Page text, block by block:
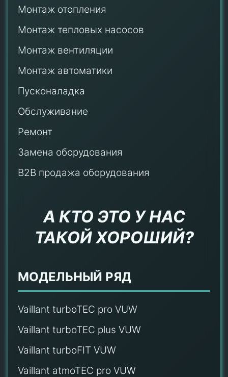
Монтаж отопления
Монтаж тепловых насосов
Монтаж вентиляции
Монтаж автоматики
Пусконаладка
Обслуживание
Ремонт
Замена оборудования
B2B продажа оборудования
А КТО ЭТО У НАС
ТАКОЙ ХОРОШИЙ?
МОДЕЛЬНЫЙ РЯД
Vaillant turboTEC pro VUW
Vaillant turboTEC plus VUW
Vaillant turboFIT VUW
Vaillant atmoTEC pro VUW